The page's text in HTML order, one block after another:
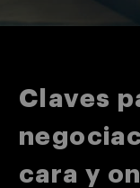
Claves
cara y